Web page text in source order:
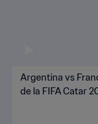
Argentina vs
de la FIFA Catar